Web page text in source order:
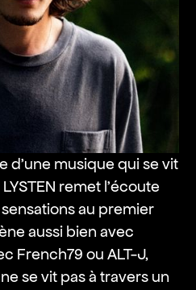
d’une musique qui se vit
remet l’écoute
au premier
aussi bien avec
French79 ou ALT-J,
se vit pas à travers un